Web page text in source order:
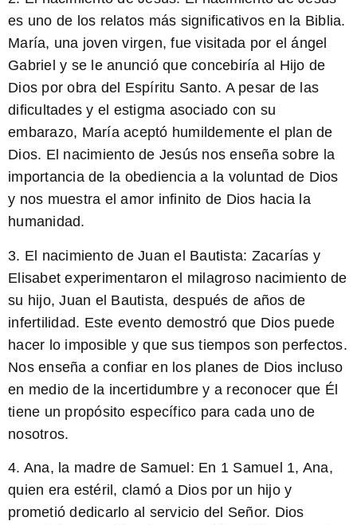
es uno de los relatos más significativos en la Biblia.
María, una joven virgen, fue visitada por el ángel
Gabriel y se le anunció que concebiría al Hijo de
Dios por obra del Espíritu Santo. A pesar de las
dificultades y el estigma asociado con su
embarazo, María aceptó humildemente el plan de
Dios. El nacimiento de Jesús nos enseña sobre la
importancia de la obediencia a la voluntad de Dios
y nos muestra el amor infinito de Dios hacia la
humanidad.
3. El nacimiento de Juan el Bautista: Zacarías y
Elisabet experimentaron el milagroso nacimiento de
su hijo, Juan el Bautista, después de años de
infertilidad. Este evento demostró que Dios puede
hacer lo imposible y que sus tiempos son perfectos.
Nos enseña a confiar en los planes de Dios incluso
en medio de la incertidumbre y a reconocer que Él
tiene un propósito específico para cada uno de
nosotros.
4. Ana, la madre de Samuel: En 1 Samuel 1, Ana,
quien era estéril, clamó a Dios por un hijo y
prometió dedicarlo al servicio del Señor. Dios